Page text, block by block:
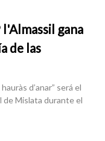
l'Almassil gana
de las
d’anar” será el
de Mislata durante el